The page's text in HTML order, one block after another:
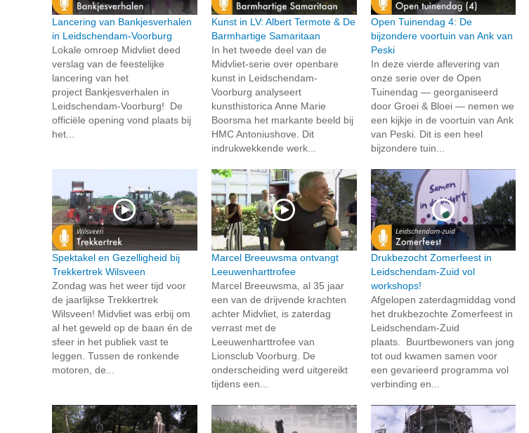
Lancering van Bankjesverhalen
in Leidschendam-Voorburg
Lokale omroep Midvliet deed
verslag van de feestelijke
lancering van het
project Bankjesverhalen in
Leidschendam-Voorburg! De
officiële opening vond plaats bij
het...
Kunst in LV: Albert Termote & De
Barmhartige Samaritaan
In het tweede deel van de
Midvliet-serie over openbare
kunst in Leidschendam-
Voorburg analyseert
kunsthistorica Anne Marie
Boorsma het markante beeld bij
HMC Antoniushove. Dit
indrukwekkende werk...
Open Tuinendag 4: De
bijzondere voortuin van Ank van
Peski
In deze vierde aflevering van
onze serie over de Open
Tuinendag — georganiseerd
door Groei & Bloei — nemen we
een kijkje in de voortuin van Ank
van Peski. Dit is een heel
bijzondere tuin...
Spektakel en Gezelligheid bij
Trekkertrek Wilsveen
Zondag was het weer tijd voor
de jaarlijkse Trekkertrek
Wilsveen! Midvliet was erbij om
al het geweld op de baan én de
sfeer in het publiek vast te
leggen. Tussen de ronkende
motoren, de...
Marcel Breeuwsma ontvangt
Leeuwenharttrofee
Marcel Breeuwsma, al 35 jaar
een van de drijvende krachten
achter Midvliet, is zaterdag
verrast met de
Leeuwenharttrofee van
Lionsclub Voorburg. De
onderscheiding werd uitgereikt
tijdens een...
Drukbezocht Zomerfeest in
Leidschendam-Zuid vol
workshops!
Afgelopen zaterdagmiddag vond
het drukbezochte Zomerfeest in
Leidschendam-Zuid
plaats. Buurtbewoners van jong
tot oud kwamen samen voor
een gevarieerd programma vol
verbinding en...